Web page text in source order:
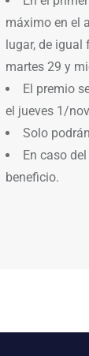
máximo en el
lugar, de igual
martes 29 y
El premio
el jueves 1/
Solo
En caso
beneficio.